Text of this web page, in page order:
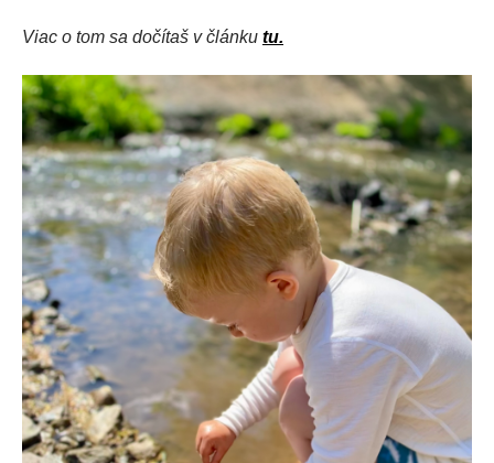
Viac o tom sa dočítaš v článku tu.